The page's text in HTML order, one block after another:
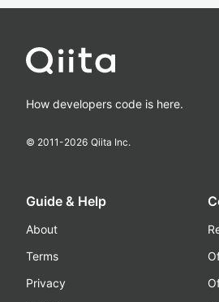
How developers code is here.
© 2011-2026 Qiita Inc.
Guide & Help
About
Terms
Privacy